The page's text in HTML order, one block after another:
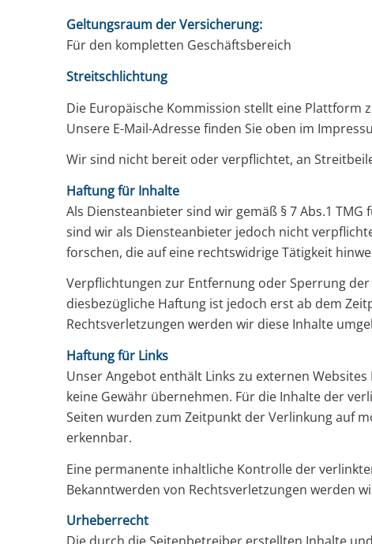
Geltungsraum der Versicherung:
Für den kompletten Geschäftsbereich
Streitschlichtung
Die Europäische Kommission stellt eine Plattform
Unsere E-Mail-Adresse finden Sie oben im
Wir sind nicht bereit oder verpflichtet, an
Haftung für Inhalte
Als Diensteanbieter sind wir gemäß § 7 Abs.1
sind wir als Diensteanbieter jedoch nicht
forschen, die auf eine rechtswidrige Tätigkeit
Verpflichtungen zur Entfernung oder Sperrung
diesbezügliche Haftung ist jedoch erst ab dem
Rechtsverletzungen werden wir diese Inhalte
Haftung für Links
Unser Angebot enthält Links zu externen
keine Gewähr übernehmen. Für die Inhalte der
Seiten wurden zum Zeitpunkt der Verlinkung auf
erkennbar.
Eine permanente inhaltliche Kontrolle der
Bekanntwerden von Rechtsverletzungen werden
Urheberrecht